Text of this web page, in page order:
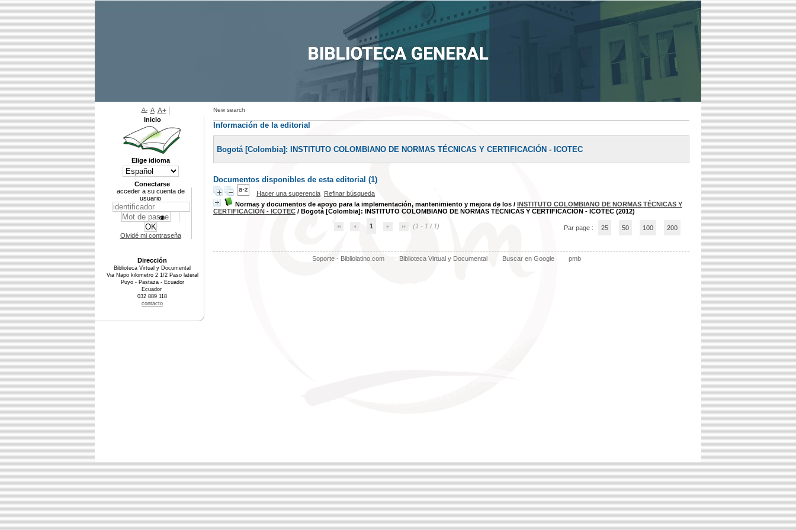
New search
Información de la editorial
Bogotá [Colombia]: INSTITUTO COLOMBIANO DE NORMAS TÉCNICAS Y CERTIFICACIÓN - ICOTEC
Documentos disponibles de esta editorial (1)
Hacer una sugerencia Refinar búsqueda
Normas y documentos de apoyo para la implementación, mantenimiento y mejora de los / INSTITUTO COLOMBIANO DE NORMAS TÉCNICAS Y
CERTIFICACIÓN - ICOTEC / Bogotá [Colombia]: INSTITUTO COLOMBIANO DE NORMAS TÉCNICAS Y CERTIFICACIÓN - ICOTEC (2012)
1 (1 - 1 / 1) Par page : 25 50 100 200
Soporte - Bibliolatino.com Biblioteca Virtual y Documental Buscar en Google pmb
A- A A+
Inicio
Elige idioma
Conectarse
acceder a su cuenta de
usuario
Olvidé mi contraseña
Dirección
Biblioteca Virtual y Documental
Via Napo kilometro 2 1/2 Paso lateral
Puyo - Pastaza - Ecuador
Ecuador
032 889 118
contacto